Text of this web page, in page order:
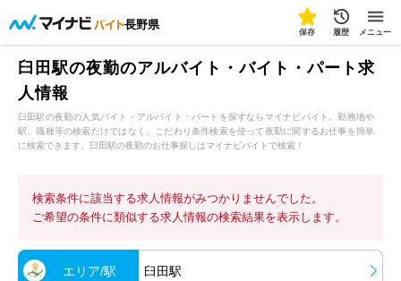
長野県
保存 履歴 メニュー
臼田駅の夜勤のアルバイト・バイト・パート求
人情報
臼田駅の夜勤の人気バイト・アルバイト・パートを探すならマイナビバイト。勤務地や
駅、職種等の検索だけではなく、こだわり条件検索を使って夜勤に関するお仕事を簡単
に検索できます。臼田駅の夜勤のお仕事探しはマイナビバイトで検索！
検索条件に該当する求人情報がみつかりませんでした。
ご希望の条件に類似する求人情報の検索結果を表示します。
エリア/駅 臼田駅